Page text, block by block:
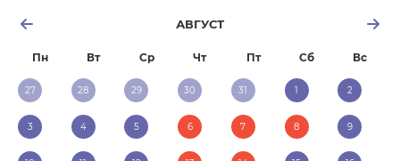
АВГУСТ
Пн Вт Ср Чт Пт Сб Вс
27 28 29 30 31 1 2
3 4 5 6 7 8 9